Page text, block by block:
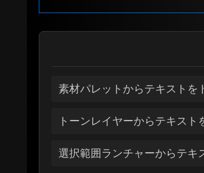
素材パレットからテキストを
トーンレイヤーからテキスト
選択範囲ランチャーからテキ